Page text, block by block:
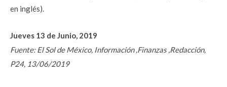
en inglés).
Jueves 13 de Junio, 2019
Fuente: El Sol de México, Información ,Finanzas ,Redacción,
P24, 13/06/2019